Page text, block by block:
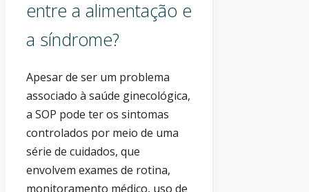
entre a alimentação e
a síndrome?
Apesar de ser um problema
associado à saúde ginecológica,
a SOP pode ter os sintomas
controlados por meio de uma
série de cuidados, que
envolvem exames de rotina,
monitoramento médico, uso de